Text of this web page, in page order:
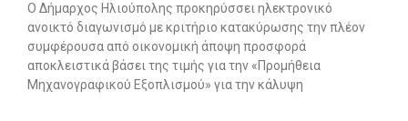
Ο Δήμαρχος Ηλιούπολης προκηρύσσει ηλεκτρονικό
ανοικτό διαγωνισμό με κριτήριο κατακύρωσης την πλέον
συμφέρουσα από οικονομική άποψη προσφορά
αποκλειστικά βάσει της τιμής για την «Προμήθεια
Μηχανογραφικού Εξοπλισμού» για την κάλυψη